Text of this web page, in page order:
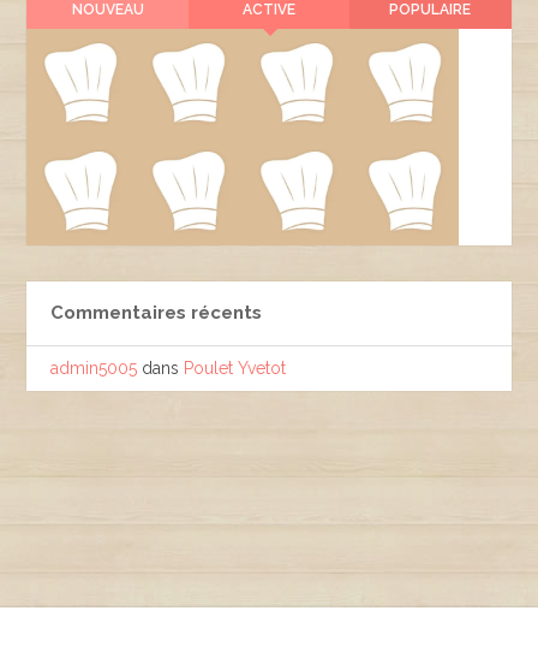
NOUVEAU ACTIVE POPULAIRE
Commentaires récents
admin5005 dans Poulet Yvetot